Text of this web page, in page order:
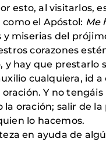
esto, al visitarlos,
el Apóstol: Me
miserias del
corazones
hay que
cualquiera, id
Y no
oración; salir de
lo hacemos.
en ayuda de